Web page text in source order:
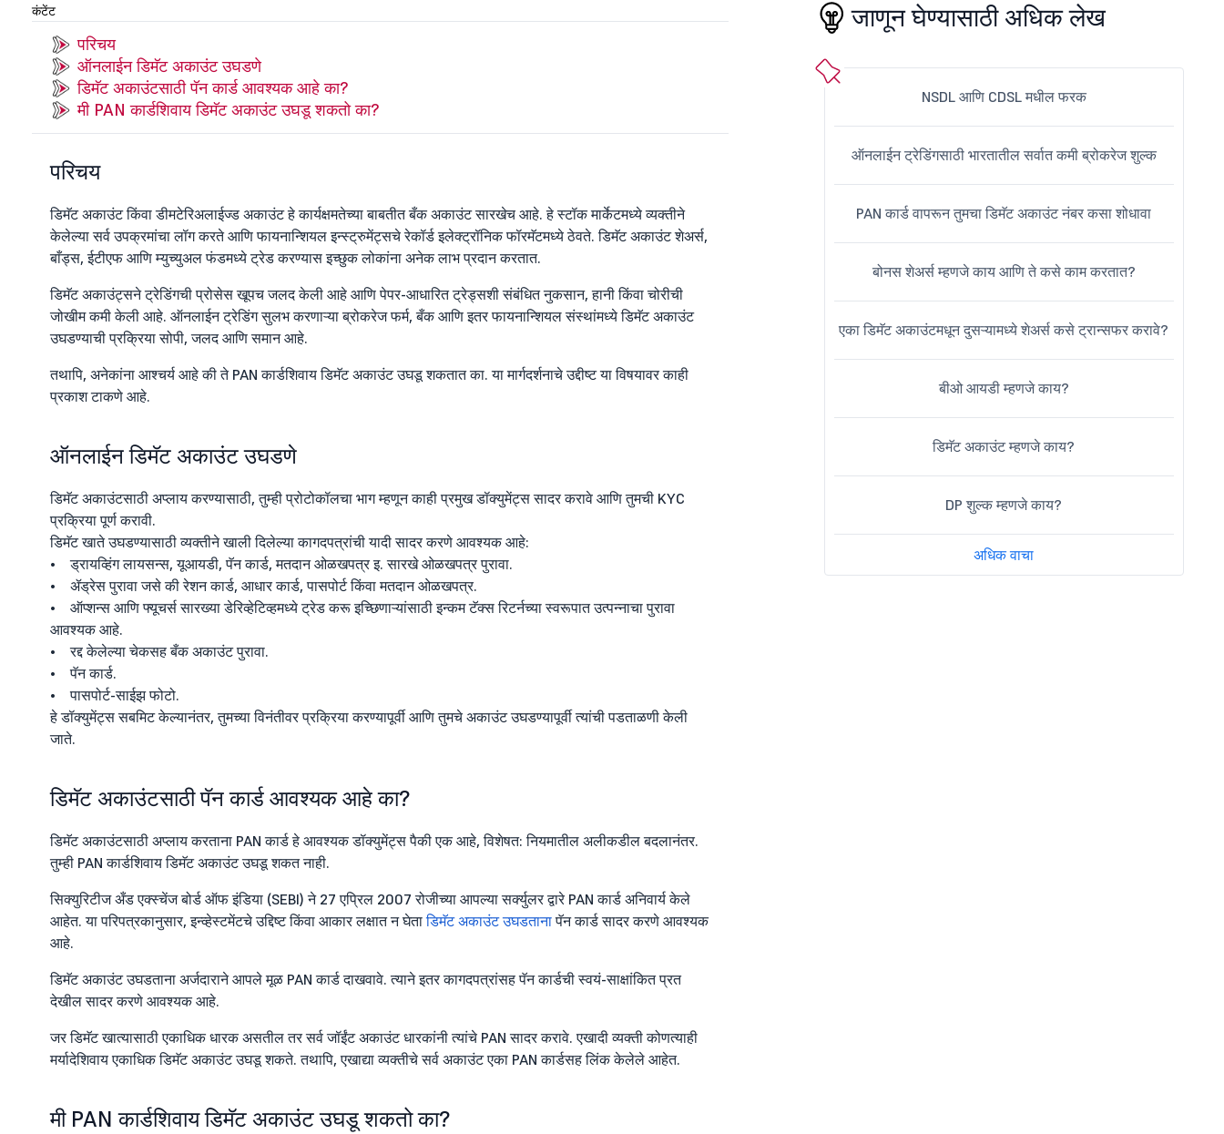
कंटेंट
परिचय
ऑनलाईन डिमॅट अकाउंट उघडणे
डिमॅट अकाउंटसाठी पॅन कार्ड आवश्यक आहे का?
मी PAN कार्डशिवाय डिमॅट अकाउंट उघडू शकतो का?
परिचय
डिमॅट अकाउंट किंवा डीमटेरिअलाईज्ड अकाउंट हे कार्यक्षमतेच्या बाबतीत बँक अकाउंट सारखेच आहे. हे स्टॉक मार्केटमध्ये व्यक्तीने
केलेल्या सर्व उपक्रमांचा लॉग करते आणि फायनान्शियल इन्स्ट्रुमेंट्सचे रेकॉर्ड इलेक्ट्रॉनिक फॉरमॅटमध्ये ठेवते. डिमॅट अकाउंट शेअर्स,
बाँड्स, ईटीएफ आणि म्युच्युअल फंडमध्ये ट्रेड करण्यास इच्छुक लोकांना अनेक लाभ प्रदान करतात.
डिमॅट अकाउंट्सने ट्रेडिंगची प्रोसेस खूपच जलद केली आहे आणि पेपर-आधारित ट्रेड्सशी संबंधित नुकसान, हानी किंवा चोरीची
जोखीम कमी केली आहे. ऑनलाईन ट्रेडिंग सुलभ करणाऱ्या ब्रोकरेज फर्म, बँक आणि इतर फायनान्शियल संस्थांमध्ये डिमॅट अकाउंट
उघडण्याची प्रक्रिया सोपी, जलद आणि समान आहे.
तथापि, अनेकांना आश्चर्य आहे की ते PAN कार्डशिवाय डिमॅट अकाउंट उघडू शकतात का. या मार्गदर्शनाचे उद्दीष्ट या विषयावर काही
प्रकाश टाकणे आहे.
ऑनलाईन डिमॅट अकाउंट उघडणे
डिमॅट अकाउंटसाठी अप्लाय करण्यासाठी, तुम्ही प्रोटोकॉलचा भाग म्हणून काही प्रमुख डॉक्युमेंट्स सादर करावे आणि तुमची KYC
प्रक्रिया पूर्ण करावी.
डिमॅट खाते उघडण्यासाठी व्यक्तीने खाली दिलेल्या कागदपत्रांची यादी सादर करणे आवश्यक आहे:
• ड्रायव्हिंग लायसन्स, यूआयडी, पॅन कार्ड, मतदान ओळखपत्र इ. सारखे ओळखपत्र पुरावा.
• ॲड्रेस पुरावा जसे की रेशन कार्ड, आधार कार्ड, पासपोर्ट किंवा मतदान ओळखपत्र.
• ऑप्शन्स आणि फ्यूचर्स सारख्या डेरिव्हेटिव्हमध्ये ट्रेड करू इच्छिणाऱ्यांसाठी इन्कम टॅक्स रिटर्नच्या स्वरूपात उत्पन्नाचा पुरावा
आवश्यक आहे.
• रद्द केलेल्या चेकसह बँक अकाउंट पुरावा.
• पॅन कार्ड.
• पासपोर्ट-साईझ फोटो.
हे डॉक्युमेंट्स सबमिट केल्यानंतर, तुमच्या विनंतीवर प्रक्रिया करण्यापूर्वी आणि तुमचे अकाउंट उघडण्यापूर्वी त्यांची पडताळणी केली
जाते.
डिमॅट अकाउंटसाठी पॅन कार्ड आवश्यक आहे का?
डिमॅट अकाउंटसाठी अप्लाय करताना PAN कार्ड हे आवश्यक डॉक्युमेंट्स पैकी एक आहे, विशेषत: नियमातील अलीकडील बदलानंतर.
तुम्ही PAN कार्डशिवाय डिमॅट अकाउंट उघडू शकत नाही.
सिक्युरिटीज अँड एक्स्चेंज बोर्ड ऑफ इंडिया (SEBI) ने 27 एप्रिल 2007 रोजीच्या आपल्या सर्क्युलर द्वारे PAN कार्ड अनिवार्य केले
आहेत. या परिपत्रकानुसार, इन्व्हेस्टमेंटचे उद्दिष्ट किंवा आकार लक्षात न घेताडिमॅट अकाउंट उघडतानापॅन कार्ड सादर करणे आवश्यक
आहे.
डिमॅट अकाउंट उघडताना अर्जदाराने आपले मूळ PAN कार्ड दाखवावे. त्याने इतर कागदपत्रांसह पॅन कार्डची स्वयं-साक्षांकित प्रत
देखील सादर करणे आवश्यक आहे.
जर डिमॅट खात्यासाठी एकाधिक धारक असतील तर सर्व जॉईंट अकाउंट धारकांनी त्यांचे PAN सादर करावे. एखादी व्यक्ती कोणत्याही
मर्यादेशिवाय एकाधिक डिमॅट अकाउंट उघडू शकते. तथापि, एखाद्या व्यक्तीचे सर्व अकाउंट एका PAN कार्डसह लिंक केलेले आहेत.
मी PAN कार्डशिवाय डिमॅट अकाउंट उघडू शकतो का?
जाणून घेण्यासाठी अधिक लेख
NSDL आणि CDSL मधील फरक
ऑनलाईन ट्रेडिंगसाठी भारतातील सर्वात कमी ब्रोकरेज शुल्क
PAN कार्ड वापरून तुमचा डिमॅट अकाउंट नंबर कसा शोधावा
बोनस शेअर्स म्हणजे काय आणि ते कसे काम करतात?
एका डिमॅट अकाउंटमधून दुसऱ्यामध्ये शेअर्स कसे ट्रान्सफर करावे?
बीओ आयडी म्हणजे काय?
डिमॅट अकाउंट म्हणजे काय?
DP शुल्क म्हणजे काय?
अधिक वाचा